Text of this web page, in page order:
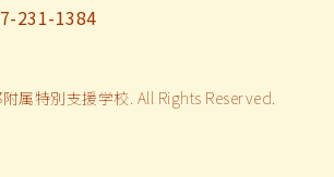
231-1384
属特別支援学校. All Rights Reserved.